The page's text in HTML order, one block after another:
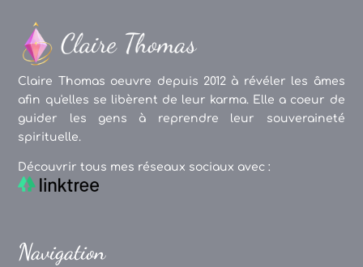
Claire Thomas oeuvre depuis 2012 à révéler les âmes
afin qu'elles se libèrent de leur karma. Elle a coeur de
guider les gens à reprendre leur souveraineté
spirituelle.
Découvrir tous mes réseaux sociaux avec :
Navigation